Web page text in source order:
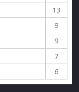
13
9
9
7
6